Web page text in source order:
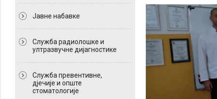
Јавне набавке
Служба радиолошке и
ултразвучне дијагностике
Служба превентивне,
дјечије и опште
стоматологије